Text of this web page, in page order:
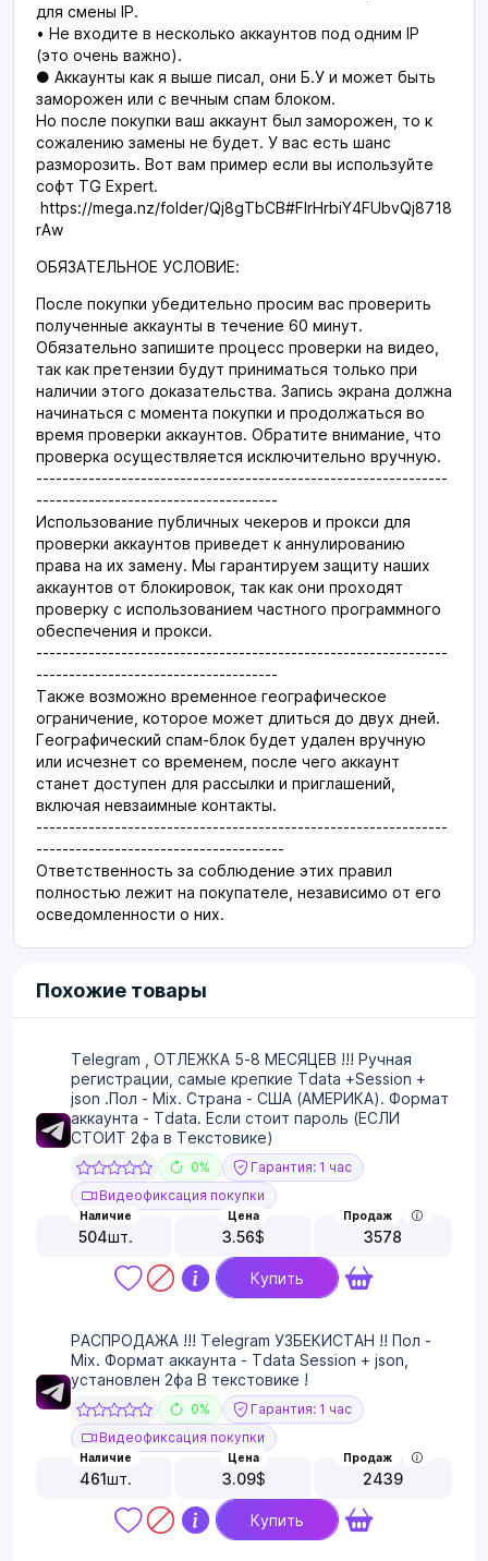
для смены IP.
• Не входите в несколько аккаунтов под одним IP
(это очень важно).
● Аккаунты как я выше писал, они Б.У и может быть
заморожен или с вечным спам блоком.
Но после покупки ваш аккаунт был заморожен, то к
сожалению замены не будет. У вас есть шанс
разморозить. Вот вам пример если вы используйте
софт TG Expert.
https://mega.nz/folder/Qj8gTbCB#FIrHrbiY4FUbvQj8718
rAw
ОБЯЗАТЕЛЬНОЕ УСЛОВИЕ:
После покупки убедительно просим вас проверить
полученные аккаунты в течение 60 минут.
Обязательно запишите процесс проверки на видео,
так как претензии будут приниматься только при
наличии этого доказательства. Запись экрана должна
начинаться с момента покупки и продолжаться во
время проверки аккаунтов. Обратите внимание, что
проверка осуществляется исключительно вручную.
---------------------------------------------------------------
-------------------------------------
Использование публичных чекеров и прокси для
проверки аккаунтов приведет к аннулированию
права на их замену. Мы гарантируем защиту наших
аккаунтов от блокировок, так как они проходят
проверку с использованием частного программного
обеспечения и прокси.
---------------------------------------------------------------
-------------------------------------
Также возможно временное географическое
ограничение, которое может длиться до двух дней.
Географический спам-блок будет удален вручную
или исчезнет со временем, после чего аккаунт
станет доступен для рассылки и приглашений,
включая невзаимные контакты.
---------------------------------------------------------------
--------------------------------------
Ответственность за соблюдение этих правил
полностью лежит на покупателе, независимо от его
осведомленности о них.
Похожие товары
Telegram , ОТЛЕЖКА 5-8 МЕСЯЦЕВ !!! Ручная
регистрации, самые крепкие Tdata +Session +
json .Пол - Mix. Страна - США (АМЕРИКА). Формат
аккаунта - Tdata. Если стоит пароль (ЕСЛИ
СТОИТ 2фа в Текстовике)
0%
Гарантия: 1 час
Видеофиксация покупки
Наличие
504шт.
Цена
3.56$
Продаж
3578
Купить
РАСПРОДАЖА !!! Telegram УЗБЕКИСТАН !! Пол -
Mix. Формат аккаунта - Tdata Session + json,
установлен 2фа В текстовике !
0%
Гарантия: 1 час
Видеофиксация покупки
Наличие
461шт.
Цена
3.09$
Продаж
2439
Купить